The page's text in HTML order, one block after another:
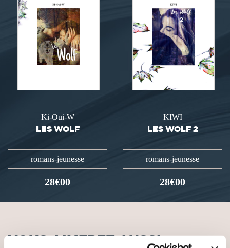
Ki-Oui-W
LES WOLF
romans-jeunesse
28€00
KIWI
LES WOLF 2
romans-jeunesse
28€00
VOUS AIMEREZ AUSSI